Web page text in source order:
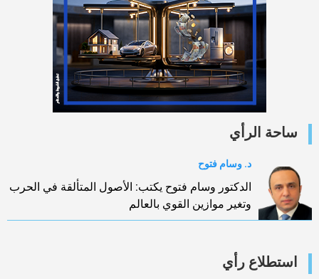
ساحة الرأي
د. وسام فتوح
الدكتور وسام فتوح يكتب: الأصول المتألقة في الحرب
وتغير موازين القوي بالعالم
استطلاع رأي